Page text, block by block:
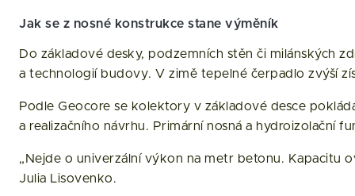
Jak se z nosné konstrukce stane výměník
Do základové desky, podzemních stěn či milánských
a technologií budovy. V zimě tepelné čerpadlo zvýší
Podle Geocore se kolektory v základové desce
a realizačního návrhu. Primární nosná a hydroizolační
„Nejde o univerzální výkon na metr betonu. Kapacitu
Julia Lisovenko.